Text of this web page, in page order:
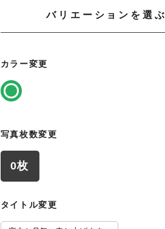
バリエーションを選ぶ
カラー変更
写真枚数変更
0枚
タイトル変更